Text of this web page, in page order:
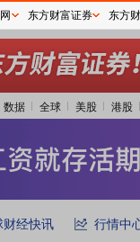
数据 全球 美股 港股
财经快讯 行情中
东方财富证券 东方